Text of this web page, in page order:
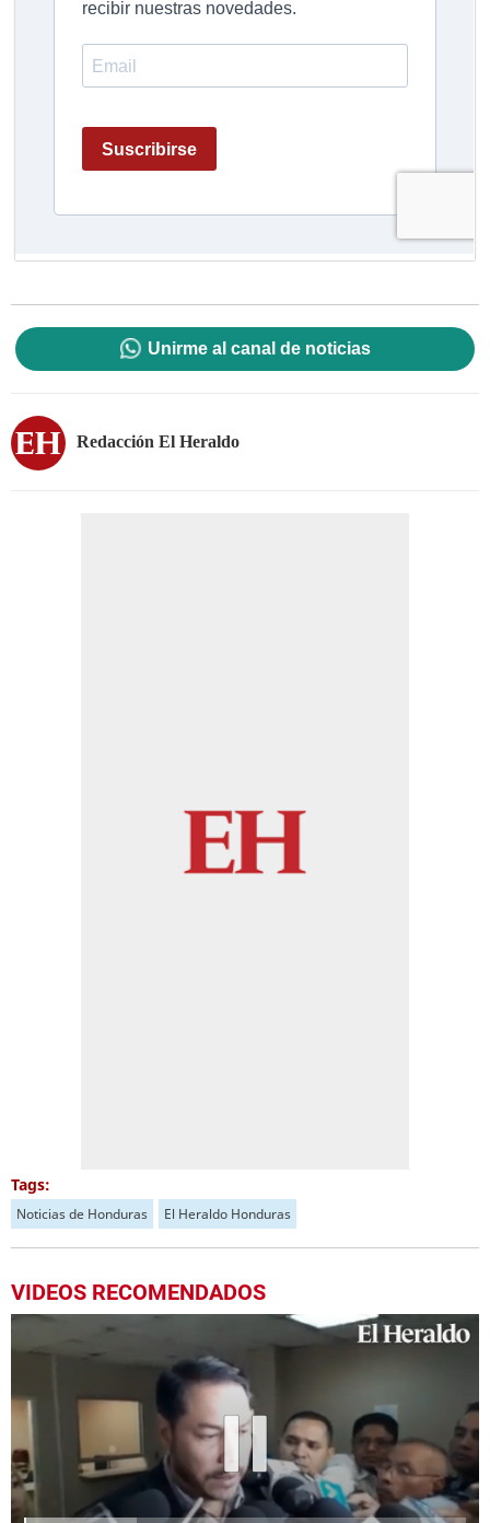
Unirme al canal de noticias
Redacción El Heraldo
Tags:
Noticias de Honduras El Heraldo Honduras
VIDEOS RECOMENDADOS